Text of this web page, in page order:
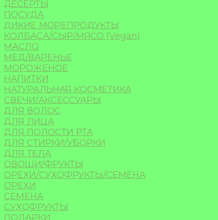
ДЕСЕРТЫ
ПОСУДА
ДИКИЕ МОРЕПРОДУКТЫ
КОЛБАСА/СЫР/МЯСО (Vegan)
МАСЛО
МЁД/ВАРЕНЬЕ
МОРОЖЕНОЕ
НАПИТКИ
НАТУРАЛЬНАЯ КОСМЕТИКА
СВЕЧИ/АКСЕССУАРЫ
ДЛЯ ВОЛОС
ДЛЯ ЛИЦА
ДЛЯ ПОЛОСТИ РТА
ДЛЯ СТИРКИ/УБОРКИ
ДЛЯ ТЕЛА
ОВОЩИ/ФРУКТЫ
ОРЕХИ/СУХОФРУКТЫ/СЕМЕНА
ОРЕХИ
СЕМЕНА
СУХОФРУКТЫ
ПОДАРКИ